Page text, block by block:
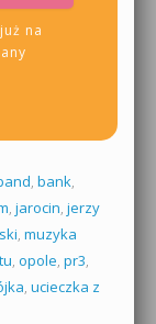
na
, bank,
, jarocin, jerzy
, muzyka
, opole, pr3,
, ucieczka z